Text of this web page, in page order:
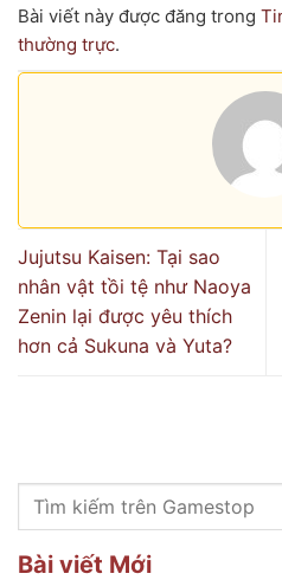
Bài viết này được đăng trong
thường trực.
Jujutsu Kaisen: Tại sao
nhân vật tồi tệ như Naoya
Zenin lại được yêu thích
hơn cả Sukuna và Yuta?
Bài viết Mới